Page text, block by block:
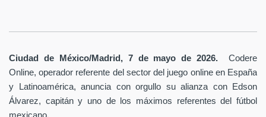
Ciudad de México/Madrid, 7 de mayo de 2026. Codere
Online, operador referente del sector del juego online en España
y Latinoamérica, anuncia con orgullo su alianza con Edson
Álvarez, capitán y uno de los máximos referentes del fútbol